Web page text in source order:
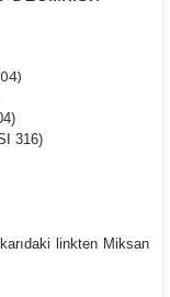
316)
linkten Miksan